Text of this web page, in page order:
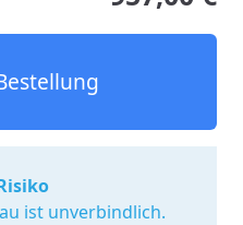
ist unverbindlich.